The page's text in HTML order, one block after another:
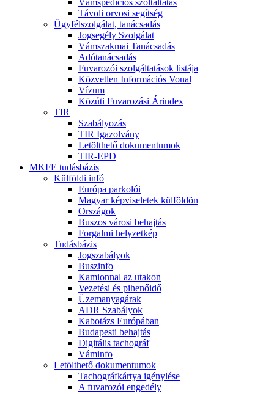
Vámspedíciós szoltáltatás
Távoli orvosi segítség
Ügyfélszolgálat, tanácsadás
Jogsegély Szolgálat
Vámszakmai Tanácsadás
Adótanácsadás
Fuvarozói szolgáltatások listája
Közvetlen Információs Vonal
Vízum
Közúti Fuvarozási Árindex
TIR
Szabályozás
TIR Igazolvány
Letölthető dokumentumok
TIR-EPD
MKFE tudásbázis
Külföldi infó
Európa parkolói
Magyar képviseletek külföldön
Országok
Buszos városi behajtás
Forgalmi helyzetkép
Tudásbázis
Jogszabályok
Buszinfo
Kamionnal az utakon
Vezetési és pihenőidő
Üzemanyagárak
ADR Szabályok
Kabotázs Európában
Budapesti behajtás
Digitális tachográf
Váminfo
Letölthető dokumentumok
Tachográfkártya igénylése
A fuvarozói engedély